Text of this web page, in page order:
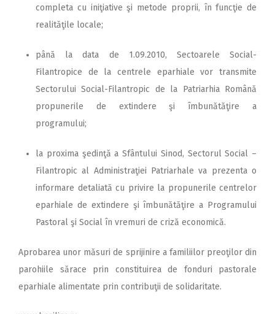
completa cu iniţiative şi metode proprii, în funcţie de
realităţile locale;
până la data de 1.09.2010, Sectoarele Social-
Filantropice de la centrele eparhiale vor transmite
Sectorului Social-Filantropic de la Patriarhia Română
propunerile de extindere şi îmbunătăţire a
programului;
la proxima şedinţă a Sfântului Sinod, Sectorul Social –
Filantropic al Administraţiei Patriarhale va prezenta o
informare detaliată cu privire la propunerile centrelor
eparhiale de extindere şi îmbunătăţire a Programului
Pastoral şi Social în vremuri de criză economică.
Aprobarea unor măsuri de sprijinire a familiilor preoţilor din
parohiile sărace prin constituirea de fonduri pastorale
eparhiale alimentate prin contribuţii de solidaritate.